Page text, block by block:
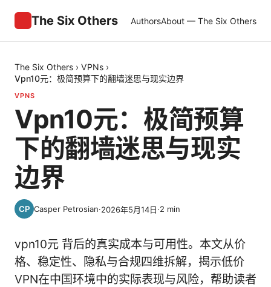
The Six Others AuthorsAbout — The Six Others
The Six Others › VPNs ›
Vpn10元：极简预算下的翻墙迷思与现实边界
VPNS
Vpn10元：极简预算
下的翻墙迷思与现实
边界
Casper Petrosian·2026年5月14日·2 min
vpn10元 背后的真实成本与可用性。本文从价
格、稳定性、隐私与合规四维拆解，揭示低价
VPN在中国环境中的实际表现与风险，帮助读者